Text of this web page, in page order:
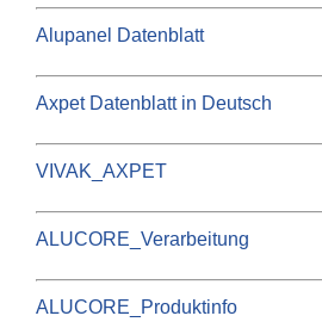
Alupanel Datenblatt
Axpet Datenblatt in Deutsch
VIVAK_AXPET
ALUCORE_Verarbeitung
ALUCORE_Produktinfo